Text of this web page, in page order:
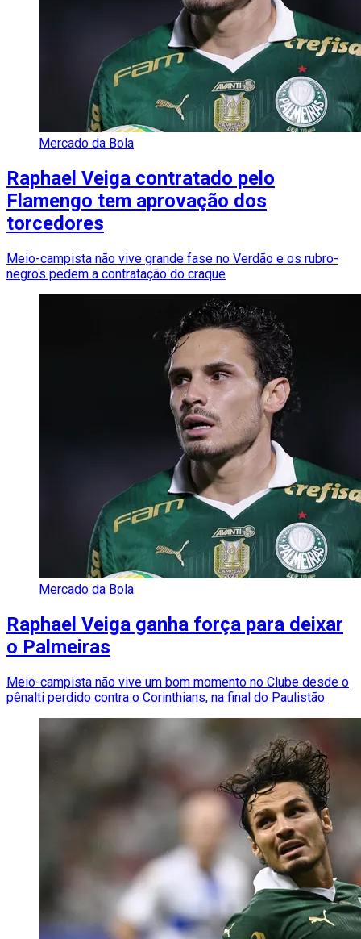
Mercado da Bola
Raphael Veiga contratado pelo
Flamengo tem aprovação dos
torcedores
Meio-campista não vive grande fase no Verdão e os rubro-
negros pedem a contratação do craque
Mercado da Bola
Raphael Veiga ganha força para deixar
o Palmeiras
Meio-campista não vive um bom momento no Clube desde o
pênalti perdido contra o Corinthians, na final do Paulistão